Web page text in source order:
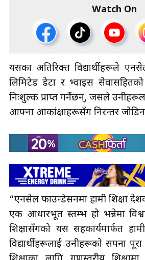
Watch On
यसका अतिरिक्त विद्यार्थीहरूले
लिमिटेड डेटा र भ्वाइस
निःशुल्क प्राप्त गर्नेछन्, जसले
आफ्ना आकांक्षाहरूसँग निरन्तर
“एनसेल फाउन्डेसनमा हामी शिक्षा
एक आधारभूत स्तम्भ हो भन्नेमा
शिक्षासँगको यस सहकार्यमार्फत
विद्यार्थीहरूलाई उनीहरूको सपना